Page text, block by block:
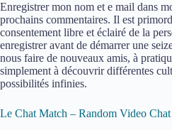
Enregistrer mon nom et e mail dans
prochains commentaires. Il est
consentement libre et éclairé de la
enregistrer avant de démarrer une
nous faire de nouveaux amis, à
simplement à découvrir différentes
possibilités infinies.
Le Chat Match – Random Video